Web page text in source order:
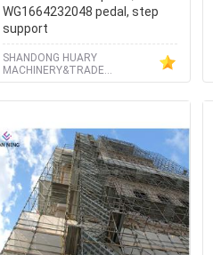
WG1664232048 pedal, step
support
SHANDONG HUARY
MACHINERY&TRADE
Co.LIMITED